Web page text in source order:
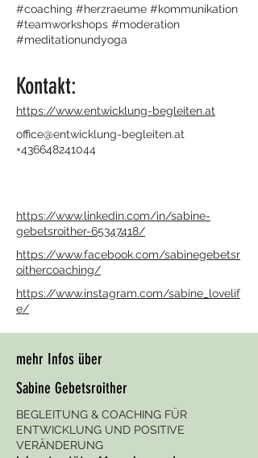
#coaching #herzraeume #kommunikation
#teamworkshops #moderation
#meditationundyoga
Kontakt:
https://www.entwicklung-begleiten.at
office@entwicklung-begleiten.at
+436648241044
https://www.linkedin.com/in/sabine-
gebetsroither-65347418/
https://www.facebook.com/sabinegebetsr
oithercoaching/
https://www.instagram.com/sabine_lovelif
e/
mehr Infos über
Sabine Gebetsroither
BEGLEITUNG & COACHING FÜR
ENTWICKLUNG UND POSITIVE
VERÄNDERUNG